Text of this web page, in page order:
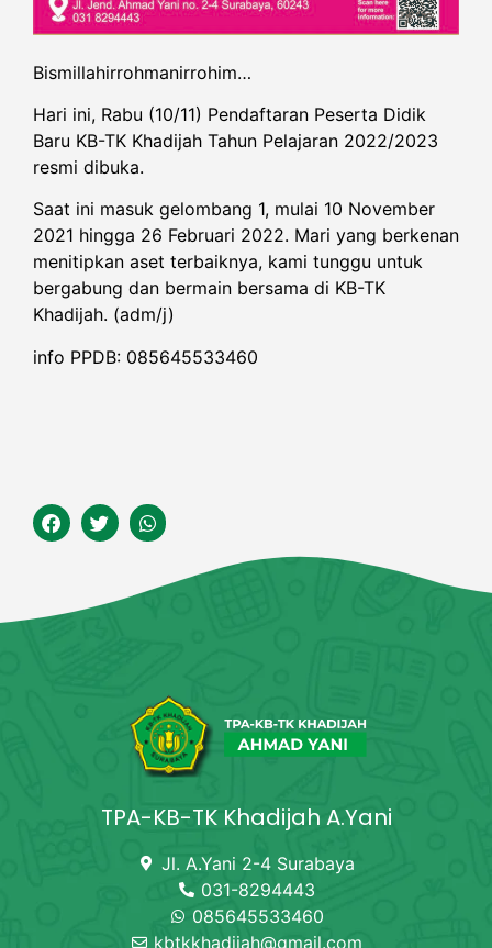
Bismillahirrohmanirrohim…
Hari ini, Rabu (10/11) Pendaftaran Peserta Didik
Baru KB-TK Khadijah Tahun Pelajaran 2022/2023
resmi dibuka.
Saat ini masuk gelombang 1, mulai 10 November
2021 hingga 26 Februari 2022. Mari yang berkenan
menitipkan aset terbaiknya, kami tunggu untuk
bergabung dan bermain bersama di KB-TK
Khadijah. (adm/j)
info PPDB: 085645533460
TPA-KB-TK Khadijah A.Yani
Jl. A.Yani 2-4 Surabaya
031-8294443
085645533460
kbtkkhadijah@gmail.com